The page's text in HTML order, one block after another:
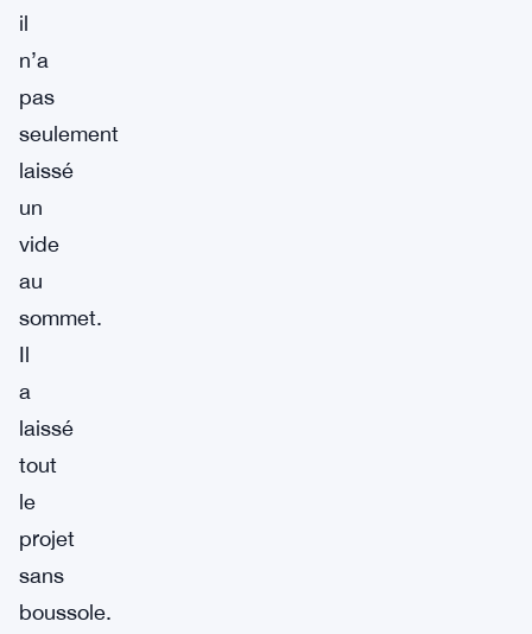
il
n’a
pas
seulement
laissé
un
vide
au
sommet.
Il
a
laissé
tout
le
projet
sans
boussole.